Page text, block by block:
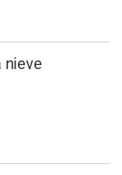
nieve